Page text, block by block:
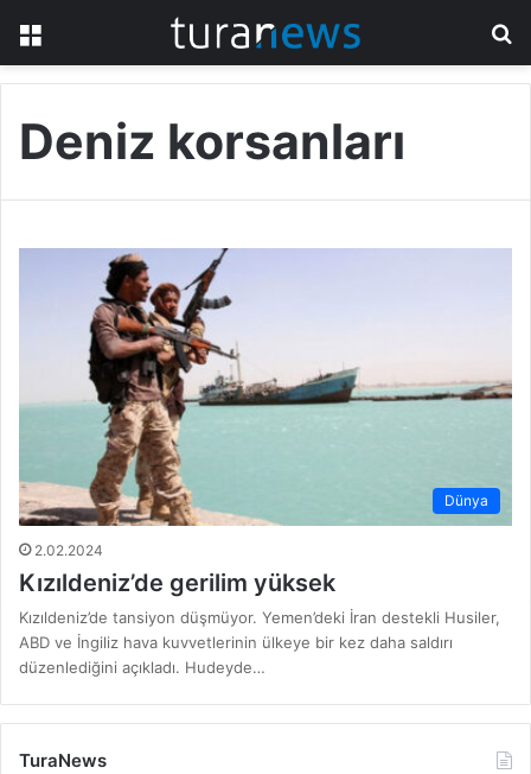
Deniz korsanları
Dünya
2.02.2024
Kızıldeniz’de gerilim yüksek
Kızıldeniz’de tansiyon düşmüyor. Yemen’deki İran destekli Husiler,
ABD ve İngiliz hava kuvvetlerinin ülkeye bir kez daha saldırı
düzenlediğini açıkladı. Hudeyde…
TuraNews